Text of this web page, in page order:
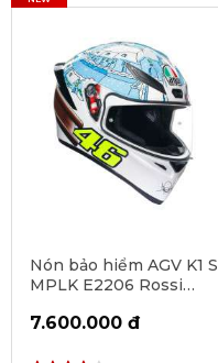
Nón bảo hiểm AGV K1 S
MPLK E2206 Rossi
7.600.000 đ